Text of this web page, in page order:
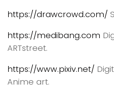
https://drawcrowd.com/
https://medibang.com
ARTstreet.
https://www.pixiv.net/
Anime art.